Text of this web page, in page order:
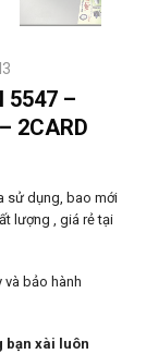
5547 –
2CARD
sử dụng, bao mới
lượng , giá rẻ tại
bảo hành
bạn xài luôn